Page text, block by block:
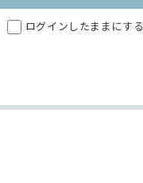
ログインしたままにする